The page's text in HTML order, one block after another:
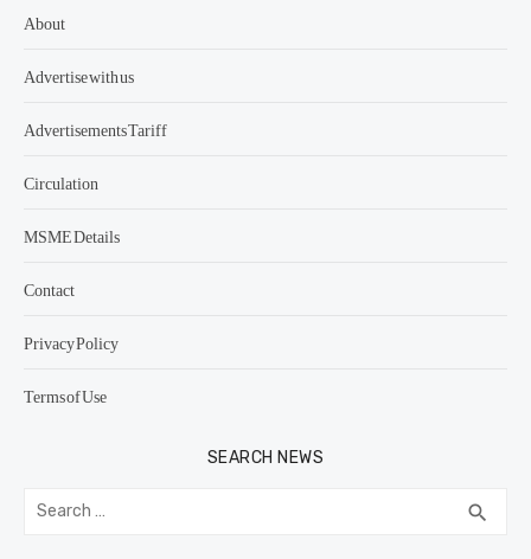
About
Advertise with us
Advertisements Tariff
Circulation
MSME Details
Contact
Privacy Policy
Terms of Use
SEARCH NEWS
Search
for: search